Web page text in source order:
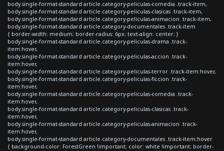
body.single-format-standard article.category-peliculas-comedia .track-item,
body.single-format-standard article.category-peliculas-clasicas .track-item,
body.single-format-standard article.category-peliculas-animacion .track-item,
body.single-format-standard article.category-documentales .track-item
{ border-width: medium; border-radius: 6px; text-align: center; }
body.single-format-standard article.category-peliculas-drama .track-
item:hover,
body.single-format-standard article.category-peliculas-accion .track-
item:hover,
body.single-format-standard article.category-peliculas-terror .track-item:hover,
body.single-format-standard article.category-peliculas-ficcion .track-
item:hover,
body.single-format-standard article.category-peliculas-comedia .track-
item:hover,
body.single-format-standard article.category-peliculas-clasicas .track-
item:hover,
body.single-format-standard article.category-peliculas-animacion .track-
item:hover,
body.single-format-standard article.category-documentales .track-item:hover
{ background-color: ForestGreen !important; color: white !important; border-